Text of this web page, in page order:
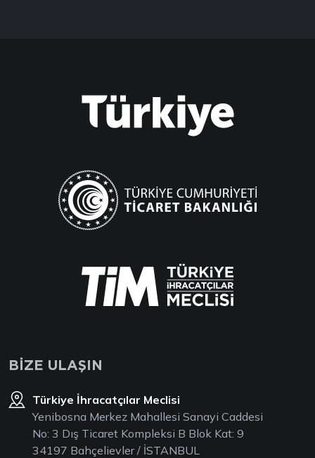
BİZE ULAŞIN
Türkiye İhracatçılar Meclisi
Yenibosna Merkez Mahallesi Sanayi Caddesi
No: 3 Dış Ticaret Kompleksi B Blok Kat: 9
34197 Bahçelievler / İSTANBUL